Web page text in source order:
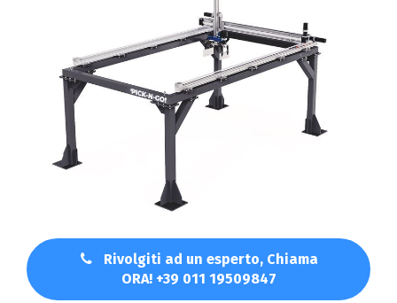
Rivolgiti ad un esperto, Chiama
ORA! +39 011 19509847